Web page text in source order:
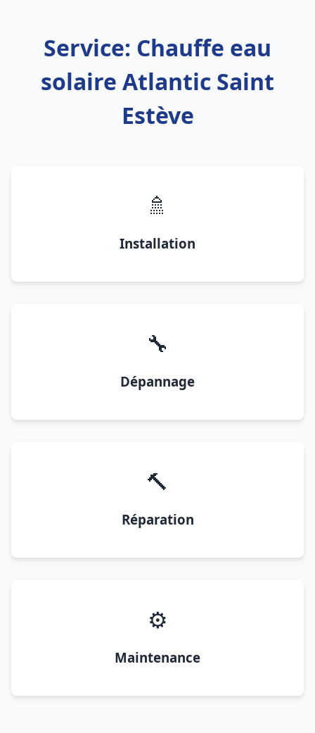
Service: Chauffe eau
solaire Atlantic Saint
Estève
🚿
Installation
🔧
Dépannage
🔨
Réparation
⚙️
Maintenance